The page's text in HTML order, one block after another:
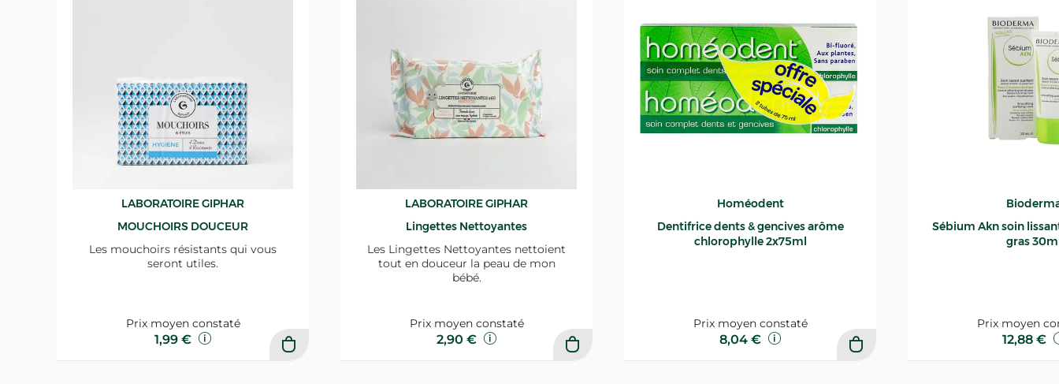
LABORATOIRE GIPHAR
MOUCHOIRS DOUCEUR
Les mouchoirs résistants qui vous
seront utiles.
Prix moyen constaté
1,99 €
LABORATOIRE GIPHAR
Lingettes Nettoyantes
Les Lingettes Nettoyantes nettoient
tout en douceur la peau de mon
bébé.
Prix moyen constaté
2,90 €
Homéodent
Dentifrice dents & gencives arôme
chlorophylle 2x75ml
Prix moyen constaté
8,04 €
Sébium Akn soin lissant
gras
Prix moyen
12,88 €